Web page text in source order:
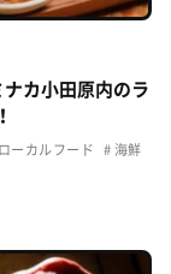
ナカ小田原内のラ
ローカルフード 海鮮